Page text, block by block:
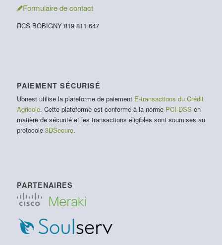
Formulaire de contact
RCS BOBIGNY 819 811 647
PAIEMENT SÉCURISÉ
Ubnest utilise la plateforme de paiement E-transactions du Crédit
Agricole. Cette plateforme est conforme à la norme PCI-DSS en
matière de sécurité et les transactions éligibles sont soumises au
protocole 3DSecure.
PARTENAIRES